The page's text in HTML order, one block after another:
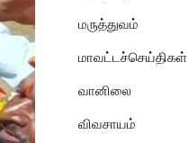
மருத்துவம்
மாவட்டச்செய்திகள்
வானிலை
விவசாயம்